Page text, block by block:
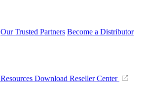
Our Trusted Partners Become a Distributor
Resources Download Reseller Center